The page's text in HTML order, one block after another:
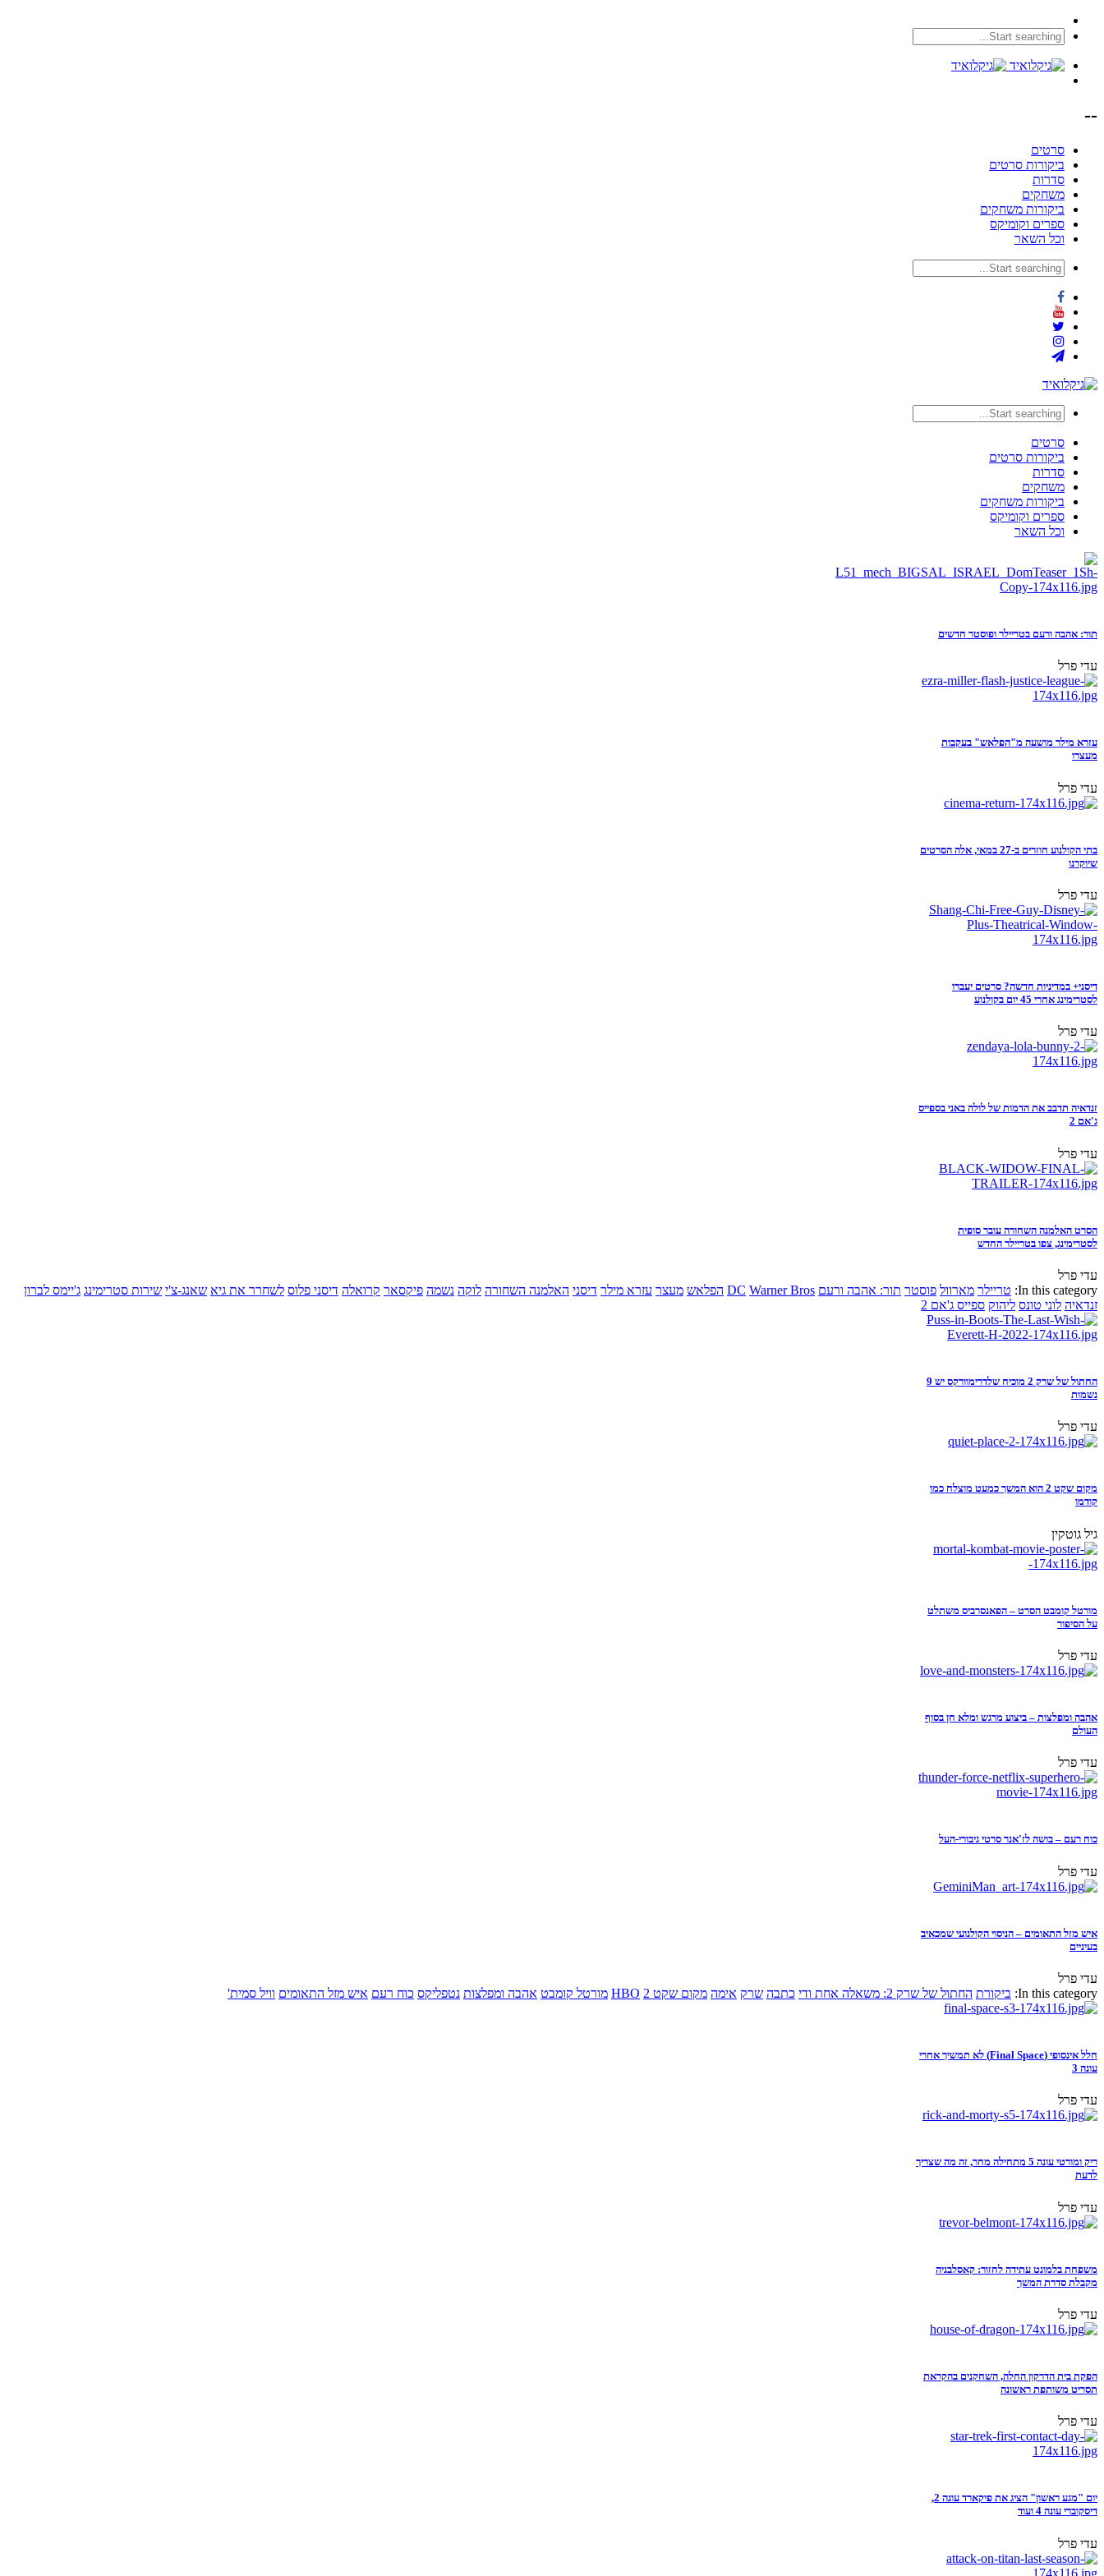
--
סרטים
ביקורות סרטים
סדרות
משחקים
ביקורות משחקים
ספרים וקומיקס
וכל השאר
סרטים
ביקורות סרטים
סדרות
משחקים
ביקורות משחקים
ספרים וקומיקס
וכל השאר
תור: אהבה ורעם בטריילר ופוסטר חדשים
עדי פרל
עזרא מילר מושעה מ"הפלאש" בעקבות
מעצרו
עדי פרל
בתי הקולנוע חוזרים ב-27 במאי, אלה הסרטים
שיוקרנו
עדי פרל
דיסני+ במדיניות חדשה? סרטים יעברו
לסטרימינג אחרי 45 יום בקולנוע
עדי פרל
זנדאיה תדבב את הדמות של לולה באני בספייס
ג'אם 2
עדי פרל
הסרט האלמנה השחורה עובר סופית
לסטרימינג, צפו בטריילר החדש
עדי פרל
In this category: טריילר מארוול פוסטר תור: אהבה ורעם DC Warner Bros הפלאש מעצר עזרא מילר דיסני האלמנה השחורה לוקה נשמה פיקסאר קרואלה דיסני פלוס לשחרר את גיא שאנג-צ'י שירות סטרימינג ג'יימס לברון
זנדאיה לוני טונס ליהוק ספייס ג'אם 2
החתול של שרק 2 מוכיח שלדרימוורקס יש 9
נשמות
עדי פרל
מקום שקט 2 הוא המשך כמעט מוצלח כמו
קודמו
גיל גוטקין
מורטל קומבט הסרט – הפאנסרביס משתלט
על הסיפור
עדי פרל
אהבה ומפלצות – ביצוע מרגש ומלא חן בסוף
העולם
עדי פרל
כוח רעם – בושה לז'אנר סרטי גיבורי-העל
עדי פרל
איש מזל התאומים – הניסוי הקולנועי שמכאיב
בעיניים
עדי פרל
In this category: ביקורת החתול של שרק 2: משאלה אחת ודי כתבה שרק אימה מקום שקט 2 HBO מורטל קומבט אהבה ומפלצות נטפליקס כוח רעם איש מזל התאומים וויל סמית'
חלל אינסופי (Final Space) לא תמשיך אחרי
עונה 3
עדי פרל
ריק ומורטי עונה 5 מתחילה מחר, זה מה שצריך
לדעת
עדי פרל
משפחת בלמונט עתידה לחזור: קאסלבניה
מקבלת סדרת המשך
עדי פרל
הפקת בית הדרקון החלה, השחקנים בהקראת
תסריט משותפת ראשונה
עדי פרל
יום "מגע ראשון" הציג את פיקארד עונה 2,
דיסקוברי עונה 4 ועוד
עדי פרל